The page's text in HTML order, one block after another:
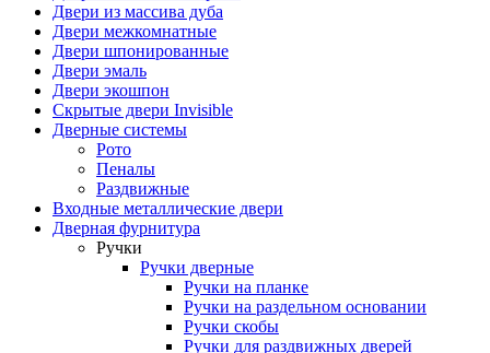
Двери из массива дуба
Двери межкомнатные
Двери шпонированные
Двери эмаль
Двери экошпон
Скрытые двери Invisible
Дверные системы
Рото
Пеналы
Раздвижные
Входные металлические двери
Дверная фурнитура
Ручки
Ручки дверные
Ручки на планке
Ручки на раздельном основании
Ручки скобы
Ручки для раздвижных дверей